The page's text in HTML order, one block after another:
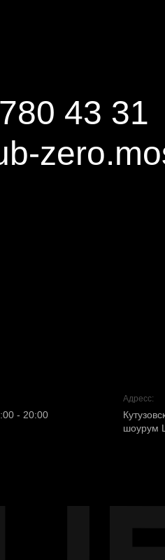
43 31
- 20:00
шоурум
Адресс: